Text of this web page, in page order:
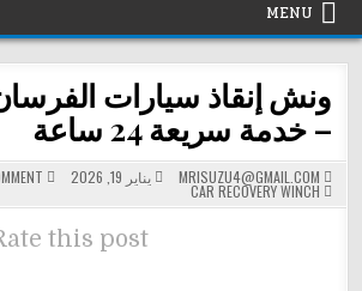
MENU
ونش إنقاذ سيارات
– خدمة سريعة 24 ساعة
MRISUZU4@GMAIL.COM يناير 19, 2026
POSTED
IN
CAR RECOVERY WINCH
this post